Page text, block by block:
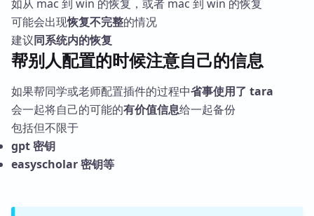
如从 mac 到 win 的恢复，或者 mac 到 win 的恢复
可能会出现恢复不完整的情况
建议同系统内的恢复
帮别人配置的时候注意自己的信息
如果帮同学或老师配置插件的过程中省事使用了 tara
会一起将自己的可能的有价值信息给一起备份
包括但不限于
gpt 密钥
easyscholar 密钥等